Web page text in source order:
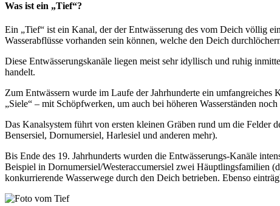
Was ist ein „Tief“?
Ein „Tief“ ist ein Kanal, der der Entwässerung des vom Deich völlig
Wasserabflüsse vorhanden sein können, welche den Deich
Diese Entwässerungskanäle liegen meist sehr idyllisch und ruhig
handelt.
Zum Entwässern wurde im Laufe der Jahrhunderte ein
„Siele“ – mit Schöpfwerken, um auch bei höheren Wasserständen
Das Kanalsystem führt von ersten kleinen Gräben rund um die Felder
Bensersiel, Dornumersiel, Harlesiel und anderen mehr).
Bis Ende des 19. Jahrhunderts wurden die Entwässerungs-Kanäle
Beispiel in Dornumersiel/Westeraccumersiel zwei Häuptlingsfamilien
konkurrierende Wasserwege durch den Deich betrieben. Ebenso